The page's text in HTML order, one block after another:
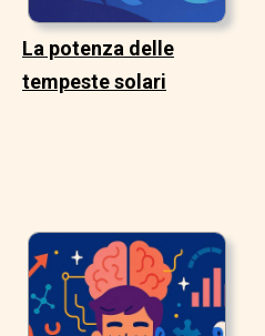
La potenza delle
tempeste solari